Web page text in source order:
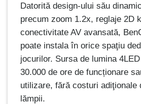
Datorită design-ului său
precum zoom 1.2x, reglaje 2D
conectivitate AV avansată,
poate instala în orice spaţiu
jocurilor. Sursa de lumina
30.000 de ore de funcționare
utilizare, fără costuri adiţionale
lămpii.